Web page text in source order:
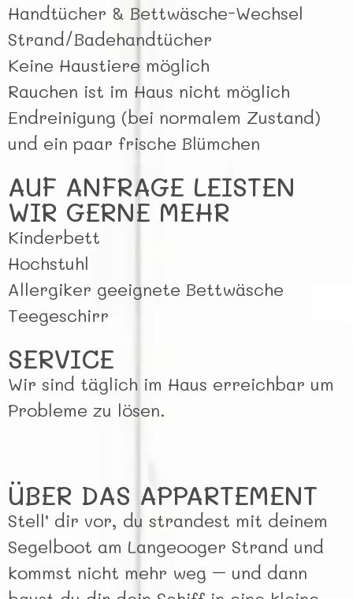
Handtücher & Bettwäsche-Wechsel
Strand/Badehandtücher
Keine Haustiere möglich
Rauchen ist im Haus nicht möglich
Endreinigung (bei normalem Zustand)
und ein paar frische Blümchen
AUF ANFRAGE LEISTEN
WIR GERNE MEHR
Kinderbett
Hochstuhl
Allergiker geeignete Bettwäsche
Teegeschirr
SERVICE
Wir sind täglich im Haus erreichbar um
Probleme zu lösen.
ÜBER DAS APPARTEMENT
Stell’ dir vor, du strandest mit deinem
Segelboot am Langeooger Strand und
kommst nicht mehr weg – und dann